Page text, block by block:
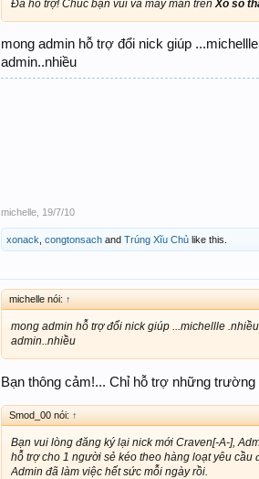
Đã hỗ trợ! Chúc bạn vui và may mắn trên Xổ số
mong admin hỗ trợ đổi nick giúp
admin..nhiều
michelle 19/7/10
xonack congtonsach and Trúng Xĩu Chủ like this.
michelle nói: ↑
mong admin hỗ trợ đổi nick giúp ...michellle
admin..nhiều
Bạn thông cảm!... Chỉ hỗ trợ những
Smod_00 nói: ↑
Bạn vui lòng đăng ký lại nick mới Craven[-A-],
hỗ trợ cho 1 người sẻ kéo theo hàng loạt yêu
Admin đã làm việc hết sức mỗi ngày rồi.